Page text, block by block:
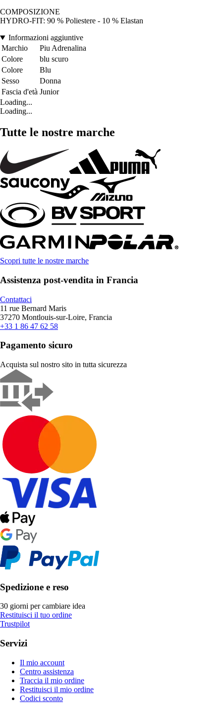
COMPOSIZIONE
HYDRO-FIT: 90 % Poliestere - 10 % Elastan
Informazioni aggiuntive
Marchio
Piu Adrenalina
Colore
blu scuro
Colore
Blu
Sesso
Donna
Fascia d'età Junior
Loading...
Loading...
Tutte le nostre marche
Scopri tutte le nostre marche
Assistenza post-vendita in Francia
Contattaci
11 rue Bernard Maris
37270 Montlouis-sur-Loire, Francia
+33 1 86 47 62 58
Pagamento sicuro
Acquista sul nostro sito in tutta sicurezza
Spedizione e reso
30 giorni per cambiare idea
Restituisci il tuo ordine
Trustpilot
Servizi
Il mio account
Centro assistenza
Traccia il mio ordine
Restituisci il mio ordine
Codici sconto